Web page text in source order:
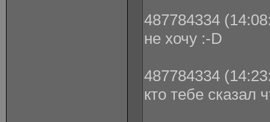
487784334
не хочу :-D
487784334
кто тебе сказал